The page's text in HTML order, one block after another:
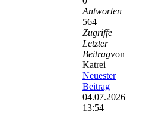
Antworten
564
Zugriffe
Letzter
Beitragvon
Katrei
Neuester
Beitrag
04.07.2026
13:54